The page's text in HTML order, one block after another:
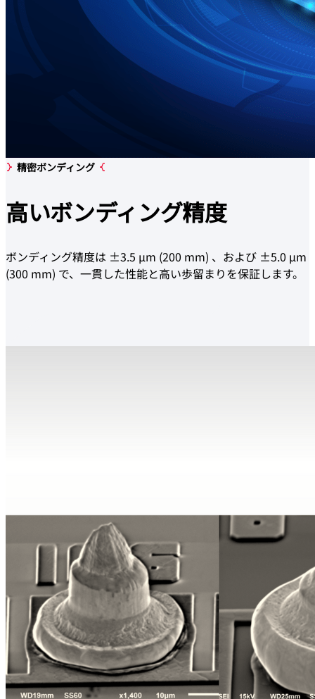
精密ボンディング
高いボンディング精度
ボンディング精度は ±3.5 µm (200 mm) 、および ±5.0 µm
(300 mm) で、一貫した性能と高い歩留まりを保証します。